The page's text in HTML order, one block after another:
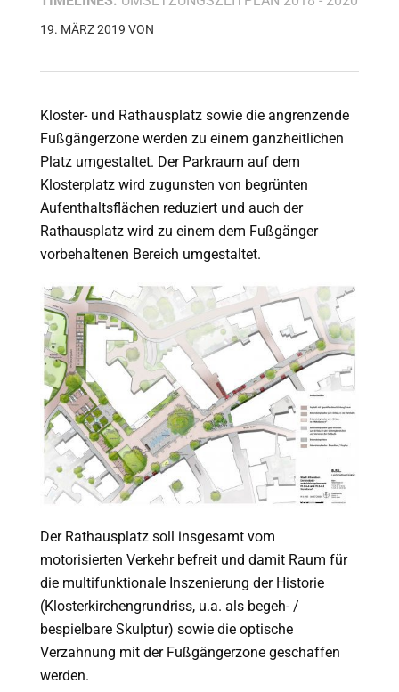
19. MÄRZ 2019 VON
Kloster- und Rathausplatz sowie die angrenzende
Fußgängerzone werden zu einem ganzheitlichen
Platz umgestaltet. Der Parkraum auf dem
Klosterplatz wird zugunsten von begrünten
Aufenthaltsflächen reduziert und auch der
Rathausplatz wird zu einem dem Fußgänger
vorbehaltenen Bereich umgestaltet.
Der Rathausplatz soll insgesamt vom
motorisierten Verkehr befreit und damit Raum für
die multifunktionale Inszenierung der Historie
(Klosterkirchengrundriss, u.a. als begeh- /
bespielbare Skulptur) sowie die optische
Verzahnung mit der Fußgängerzone geschaffen
werden.